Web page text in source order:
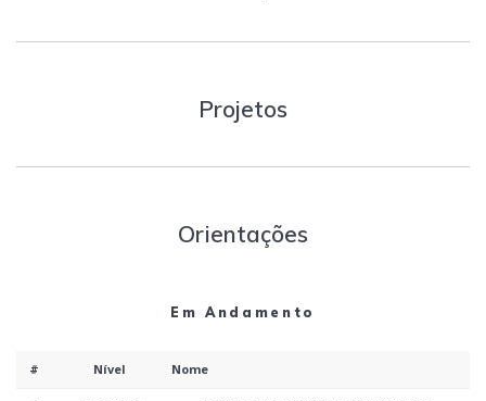
Projetos
Orientações
Em Andamento
# Nível Nome